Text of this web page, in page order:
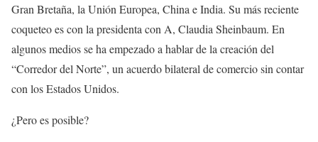
Gran Bretaña, la Unión Europea, China e India. Su más reciente
coqueteo es con la presidenta con A, Claudia Sheinbaum. En
algunos medios se ha empezado a hablar de la creación del
“Corredor del Norte”, un acuerdo bilateral de comercio sin contar
con los Estados Unidos.
¿Pero es posible?